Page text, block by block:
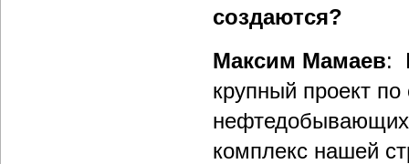
создаются?
Максим Мамаев:
крупный проект
нефтедобывающих
комплекс нашей